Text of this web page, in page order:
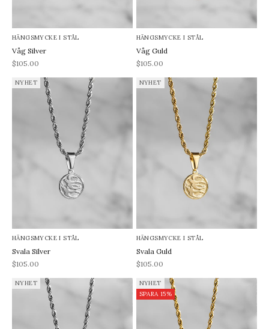
HÄNGSMYCKE I STÅL
Våg Silver
REA-pris
$105.00
HÄNGSMYCKE I STÅL
Våg Guld
REA-pris
$105.00
NYHET
HÄNGSMYCKE I STÅL
Svala Silver
REA-pris
$105.00
NYHET
HÄNGSMYCKE I STÅL
Svala Guld
REA-pris
$105.00
NYHET
NYHET
SPARA 15%